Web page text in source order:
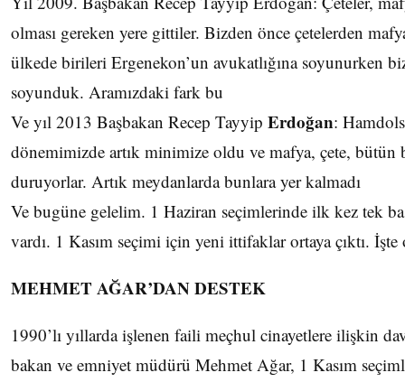
olması gereken yere gittiler. Bizden önce çetelerden
ülkede birileri Ergenekon’un avukatlığına soyunurken
soyunduk. Aramızdaki fark bu
Ve yıl 2013 Başbakan Recep Tayyip Erdoğan:
dönemimizde artık minimize oldu ve mafya, çete, bütün
duruyorlar. Artık meydanlarda bunlara yer kalmadı
Ve bugüne gelelim. 1 Haziran seçimlerinde ilk kez tek
vardı. 1 Kasım seçimi için yeni ittifaklar ortaya çıktı.
MEHMET AĞAR’DAN DESTEK
1990’lı yıllarda işlenen faili meçhul cinayetlere ilişkin
bakan ve emniyet müdürü Mehmet Ağar, 1 Kasım